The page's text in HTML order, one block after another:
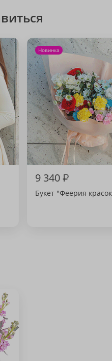
Новинка
9 340₽
Букет "Феерия